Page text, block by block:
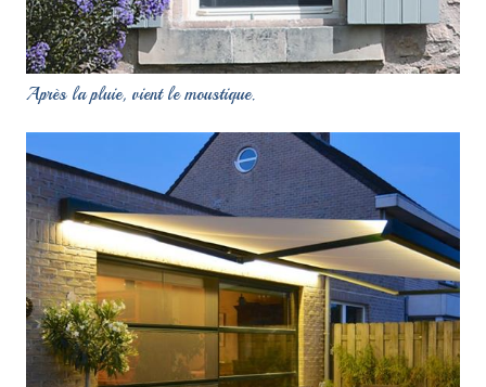
Après la pluie, vient le moustique.